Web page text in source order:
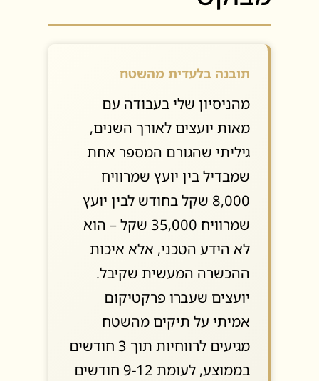
תובנה בלעדית מהשטח
מהניסיון שלי בעבודה עם
מאות יועצים לאורך השנים,
גיליתי שהגורם המספר אחת
שמבדיל בין יועץ שמרוויח
8,000 שקל בחודש לבין יועץ
שמרוויח 35,000 שקל – הוא
לא הידע הטכני, אלא איכות
ההכשרה המעשית שקיבל.
יועצים שעברו פרקטיקום
אמיתי על תיקים מהשטח
מגיעים לרווחיות תוך 3 חודשים
בממוצע, לעומת 9-12 חודשים